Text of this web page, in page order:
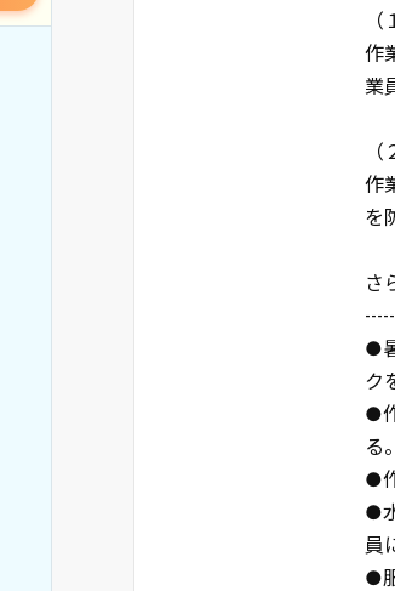
作
業
作
を
さ
●
ク
●
る。
●
●
員
●